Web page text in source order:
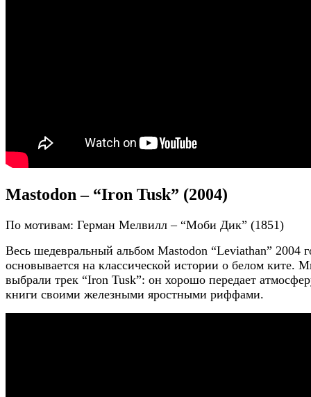
Mastodon – “Iron Tusk” (2004)
По мотивам: Герман Мелвилл – “Моби Дик” (1851)
Весь шедевральный альбом Mastodon “Leviathan” 2004
основывается на классической истории о белом ките.
выбрали трек “Iron Tusk”: он хорошо передает
книги своими железными яростными риффами.